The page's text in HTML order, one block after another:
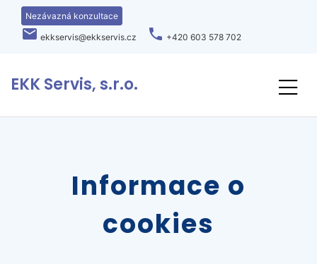
EKK Servis, s.r.o.
Informace o
cookies
Nezávazná konzultace
local_post_office ekkservis@ekkservis.cz phone +420 603 578 702